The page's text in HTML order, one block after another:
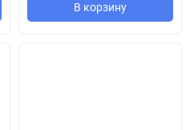
В корзину